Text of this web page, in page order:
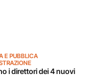
E PUBBLICA
i direttori dei 4 nuovi